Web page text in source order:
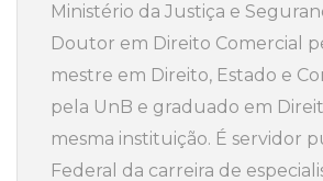
Ministério da Justiça e
Doutor em Direito Comercial
mestre em Direito, Estado e
pela UnB e graduado em
mesma instituição. É servidor
Federal da carreira de